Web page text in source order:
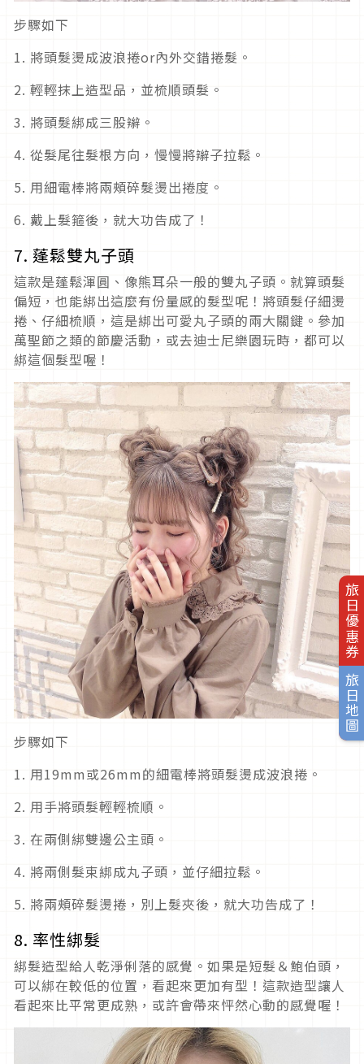
旅日優惠券
旅日地圖
步驟如下
1. 將頭髮燙成波浪捲or內外交錯捲髮。
2. 輕輕抹上造型品，並梳順頭髮。
3. 將頭髮綁成三股辮。
4. 從髮尾往髮根方向，慢慢將辮子拉鬆。
5. 用細電棒將兩頰碎髮燙出捲度。
6. 戴上髮箍後，就大功告成了！
7. 蓬鬆雙丸子頭
這款是蓬鬆渾圓、像熊耳朵一般的雙丸子頭。就算頭髮
偏短，也能綁出這麼有份量感的髮型呢！將頭髮仔細燙
捲、仔細梳順，這是綁出可愛丸子頭的兩大關鍵。參加
萬聖節之類的節慶活動，或去迪士尼樂園玩時，都可以
綁這個髮型喔！
步驟如下
1. 用19mm或26mm的細電棒將頭髮燙成波浪捲。
2. 用手將頭髮輕輕梳順。
3. 在兩側綁雙邊公主頭。
4. 將兩側髮束綁成丸子頭，並仔細拉鬆。
5. 將兩頰碎髮燙捲，別上髮夾後，就大功告成了！
8. 率性綁髮
綁髮造型給人乾淨俐落的感覺。如果是短髮＆鮑伯頭，
可以綁在較低的位置，看起來更加有型！這款造型讓人
看起來比平常更成熟，或許會帶來怦然心動的感覺喔！